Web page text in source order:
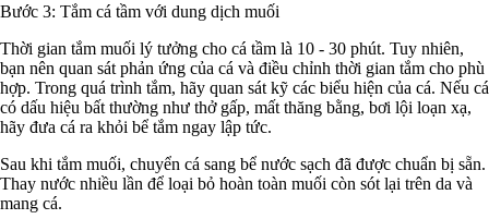
Bước 3: Tắm cá tầm với dung dịch muối
Thời gian tắm muối lý tưởng cho cá tầm là 10 - 30 phút. Tuy nhiên,
bạn nên quan sát phản ứng của cá và điều chỉnh thời gian tắm cho phù
hợp. Trong quá trình tắm, hãy quan sát kỹ các biểu hiện của cá. Nếu cá
có dấu hiệu bất thường như thở gấp, mất thăng bằng, bơi lội loạn xạ,
hãy đưa cá ra khỏi bể tắm ngay lập tức.
Sau khi tắm muối, chuyển cá sang bể nước sạch đã được chuẩn bị sẵn.
Thay nước nhiều lần để loại bỏ hoàn toàn muối còn sót lại trên da và
mang cá.